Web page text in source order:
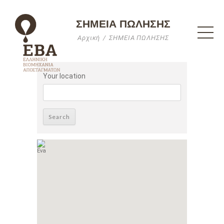
ΣΗΜΕΙΑ ΠΩΛΗΣΗΣ
Αρχική ΣΗΜΕΙΑ ΠΩΛΗΣΗΣ
Your location